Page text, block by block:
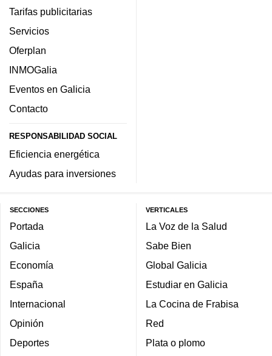
Tarifas publicitarias
Servicios
Oferplan
INMOGalia
Eventos en Galicia
Contacto
RESPONSABILIDAD SOCIAL
Eficiencia energética
Ayudas para inversiones
SECCIONES
Portada
Galicia
Economía
España
Internacional
Opinión
Deportes
VERTICALES
La Voz de la Salud
Sabe Bien
Global Galicia
Estudiar en Galicia
La Cocina de Frabisa
Red
Plata o plomo